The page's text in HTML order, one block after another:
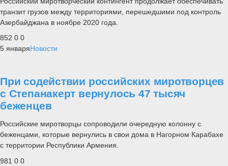
транзит грузов между территориями, перешедшими под контроль
Азербайджана в ноябре 2020 года.
852 0 0
5 январяНовости
При содействии российских миротворцев
с Степанакерт вернулось 47 тысяч
беженцев
Российские миротворцы сопроводили очередную колонну с
беженцами, которые вернулись в свои дома в Нагорном Карабахе
с территории Республики Армения.
981 0 0